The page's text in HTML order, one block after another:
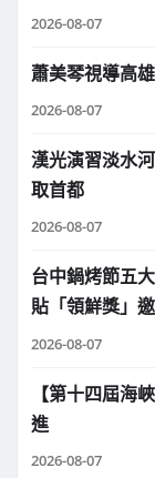
2026-08-07
蕭美琴視導高
2026-08-07
漢光演習淡水
取首都
2026-08-07
台中鍋烤節五
貼「領鮮獎」
2026-08-07
【第十四屆海
進
2026-08-07